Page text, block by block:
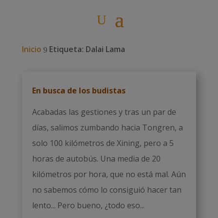
Inicio 9 Etiqueta: Dalai Lama
En busca de los budistas
Acabadas las gestiones y tras un par de
días, salimos zumbando hacia Tongren, a
solo 100 kilómetros de Xining, pero a 5
horas de autobús. Una media de 20
kilómetros por hora, que no está mal. Aún
no sabemos cómo lo consiguió hacer tan
lento... Pero bueno, ¿todo eso...